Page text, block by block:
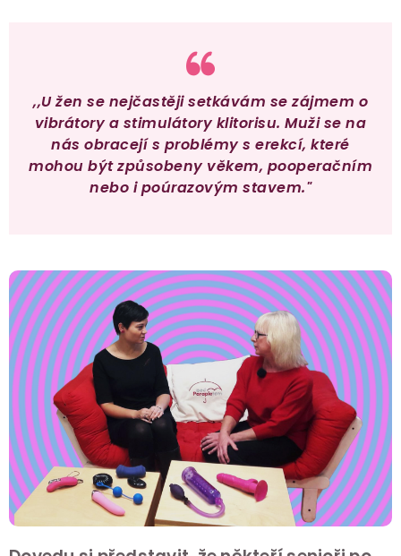
,,U žen se nejčastěji setkávám se zájmem o
vibrátory a stimulátory klitorisu. Muži se na
nás obracejí s problémy s erekcí, které
mohou být způsobeny věkem, pooperačním
nebo i poúrazovým stavem."